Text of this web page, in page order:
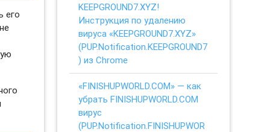
его
KEEPGROUND7.XYZ!
Инструкция по удалению
вируса «KEEPGROUND7.XYZ»
(PUP.Notification.KEEPGROUND7
) из Chrome
«FINISHUPWORLD.COM» — как
убрать FINISHUPWORLD.COM
вирус
(PUP.Notification.FINISHUPWOR